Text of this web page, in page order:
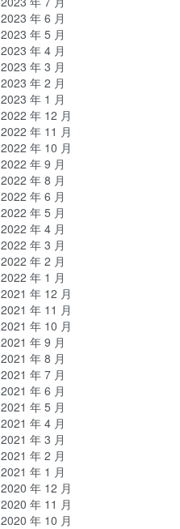
2023 年 6 月
2023 年 5 月
2023 年 4 月
2023 年 3 月
2023 年 2 月
2023 年 1 月
2022 年 12 月
2022 年 11 月
2022 年 10 月
2022 年 9 月
2022 年 8 月
2022 年 6 月
2022 年 5 月
2022 年 4 月
2022 年 3 月
2022 年 2 月
2022 年 1 月
2021 年 12 月
2021 年 11 月
2021 年 10 月
2021 年 9 月
2021 年 8 月
2021 年 7 月
2021 年 6 月
2021 年 5 月
2021 年 4 月
2021 年 3 月
2021 年 2 月
2021 年 1 月
2020 年 12 月
2020 年 11 月
2020 年 10 月